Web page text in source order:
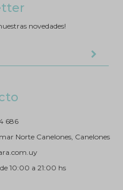
686
Norte Canelones, Canelones
10:00 a 21:00 hs
novedades!